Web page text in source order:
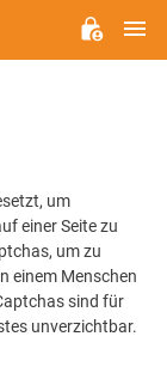
um
einer Seite zu
um zu
einem Menschen
sind für
unverzichtbar.